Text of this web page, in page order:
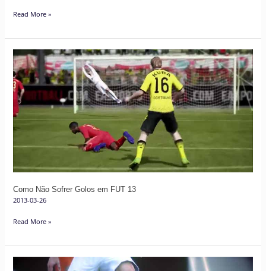
Read More »
Como Não Sofrer Golos em FUT 13
2013-03-26
Como
Não
Sofrer
Golos
em
Read More »
Movimentos